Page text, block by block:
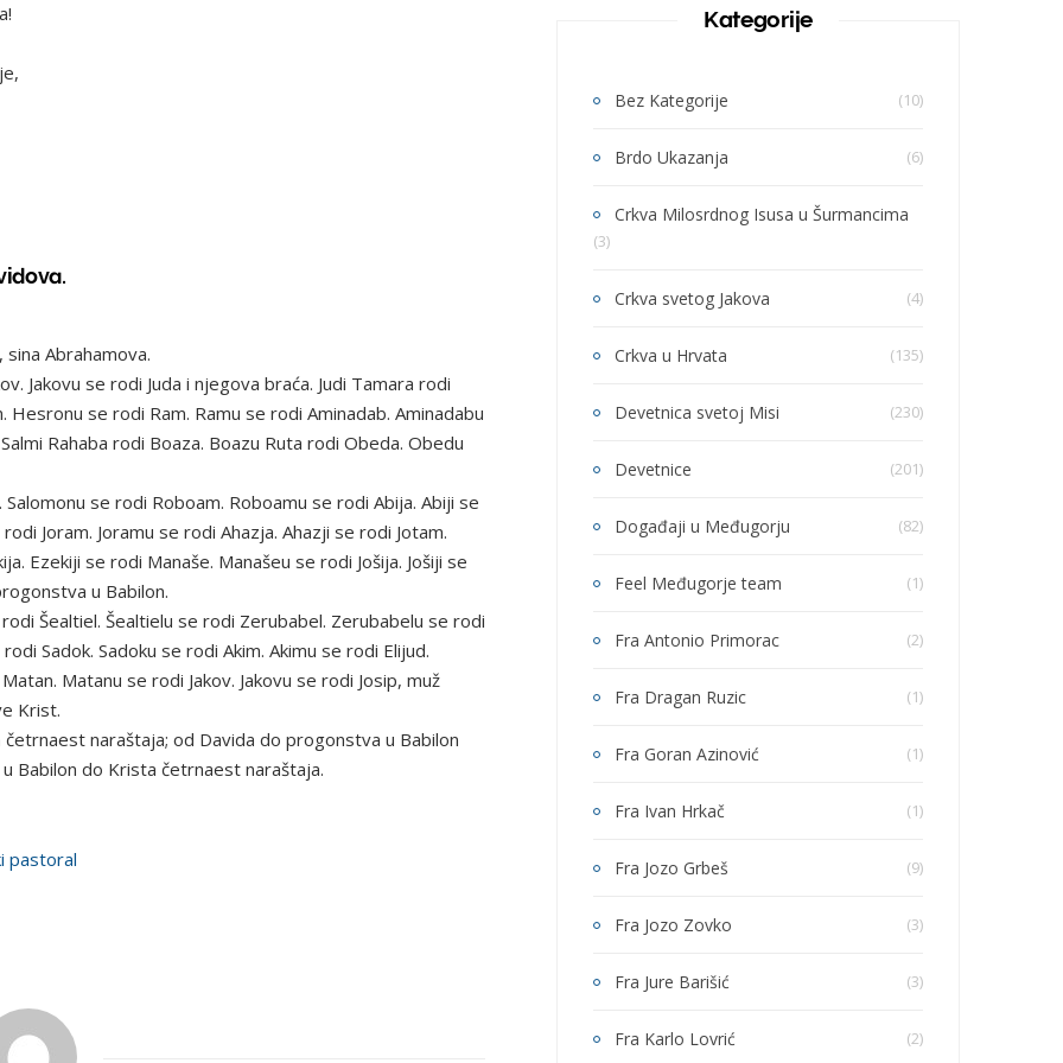
Abrahamova.
Jakovu se rodi Juda i njegova braća. Judi Tamara rodi
se rodi Ram. Ramu se rodi Aminadab. Aminadabu
Rahaba rodi Boaza. Boazu Ruta rodi Obeda. Obedu
se rodi Roboam. Roboamu se rodi Abija. Abiji se
Joram. Joramu se rodi Ahazja. Ahazji se rodi Jotam.
Ezekiji se rodi Manaše. Manašeu se rodi Jošija. Jošiji se
u Babilon.
Šealtiel. Šealtielu se rodi Zerubabel. Zerubabelu se rodi
Sadok. Sadoku se rodi Akim. Akimu se rodi Elijud.
Matanu se rodi Jakov. Jakovu se rodi Josip, muž
Krist.
naraštaja; od Davida do progonstva u Babilon
Babilon do Krista četrnaest naraštaja.
pastoral
Kategorije
Bez Kategorije (10)
Brdo Ukazanja (6)
Crkva Milosrdnog Isusa u Šurmancima
(3)
Crkva svetog Jakova (4)
Crkva u Hrvata (135)
Devetnica svetoj Misi (230)
Devetnice (201)
Događaji u Međugorju (82)
Feel Međugorje team (1)
Fra Antonio Primorac (2)
Fra Dragan Ruzic (1)
Fra Goran Azinović (1)
Fra Ivan Hrkač (1)
Fra Jozo Grbeš (9)
Fra Jozo Zovko (3)
Fra Jure Barišić (3)
Fra Karlo Lovrić (2)